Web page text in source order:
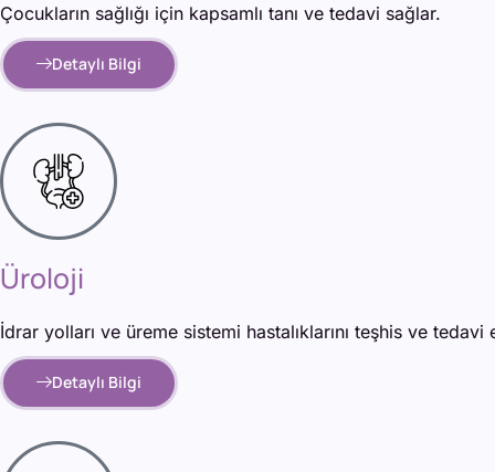
Çocukların sağlığı için kapsamlı tanı ve tedavi sağlar.
Detaylı Bilgi
Üroloji
İdrar yolları ve üreme sistemi hastalıklarını teşhis ve tedavi
Detaylı Bilgi